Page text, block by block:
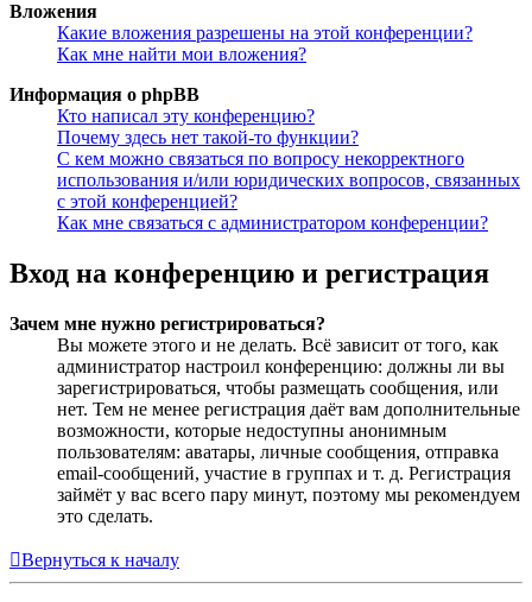
Вложения
Какие вложения разрешены на этой конференции?
Как мне найти мои вложения?
Информация о phpBB
Кто написал эту конференцию?
Почему здесь нет такой-то функции?
С кем можно связаться по вопросу некорректного
использования и/или юридических вопросов, связанных
с этой конференцией?
Как мне связаться с администратором конференции?
Вход на конференцию и регистрация
Зачем мне нужно регистрироваться?
Вы можете этого и не делать. Всё зависит от того, как
администратор настроил конференцию: должны ли вы
зарегистрироваться, чтобы размещать сообщения, или
нет. Тем не менее регистрация даёт вам дополнительные
возможности, которые недоступны анонимным
пользователям: аватары, личные сообщения, отправка
email-сообщений, участие в группах и т. д. Регистрация
займёт у вас всего пару минут, поэтому мы рекомендуем
это сделать.
Вернуться к началу